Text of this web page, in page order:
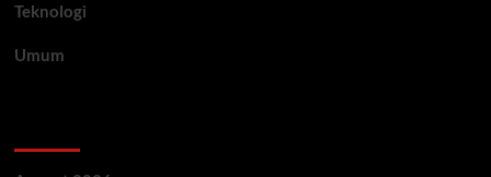
Teknologi
Umum